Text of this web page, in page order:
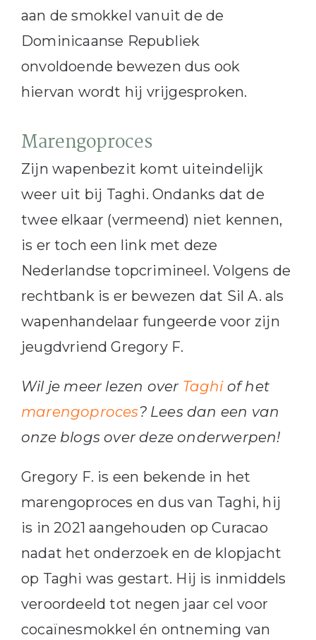
aan de smokkel vanuit de de
Dominicaanse Republiek
onvoldoende bewezen dus ook
hiervan wordt hij vrijgesproken.
Marengoproces
Zijn wapenbezit komt uiteindelijk
weer uit bij Taghi. Ondanks dat de
twee elkaar (vermeend) niet kennen,
is er toch een link met deze
Nederlandse topcrimineel. Volgens de
rechtbank is er bewezen dat Sil A. als
wapenhandelaar fungeerde voor zijn
jeugdvriend Gregory F.
Wil je meer lezen over Taghiof het
marengoproces? Lees dan een van
onze blogs over deze onderwerpen!
Gregory F. is een bekende in het
marengoproces en dus van Taghi, hij
is in 2021 aangehouden op Curacao
nadat het onderzoek en de klopjacht
op Taghi was gestart. Hij is inmiddels
veroordeeld tot negen jaar cel voor
cocaïnesmokkel én ontneming van